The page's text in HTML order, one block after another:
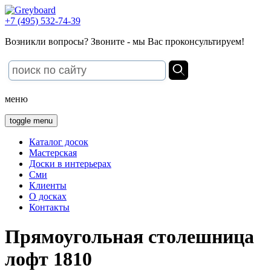
+7 (495) 532-74-39
Возникли вопросы? Звоните - мы Вас проконсультируем!
меню
toggle menu
Каталог досок
Мастерская
Доски в интерьерах
Сми
Клиенты
О досках
Контакты
Прямоугольная столешница
лофт 1810